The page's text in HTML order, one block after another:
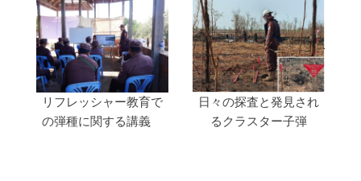
リフレッシャー教育で
の弾種に関する講義
日々の探査と発見され
るクラスター子弾